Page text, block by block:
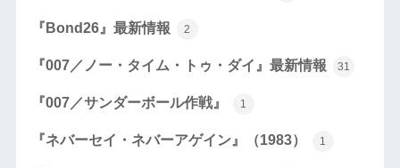
『Bond26』最新情報 2
『007／ノー・タイム・トゥ・ダイ』最新情報 31
『007／サンダーボール作戦』 1
『ネバーセイ・ネバーアゲイン』（1983） 1